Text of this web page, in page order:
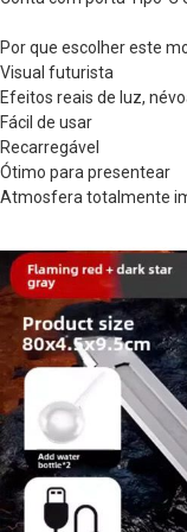
Por que escolher este
Visual futurista
Efeitos reais de luz,
Fácil de usar
Recarregável
Ótimo para presentear
Atmosfera totalmente